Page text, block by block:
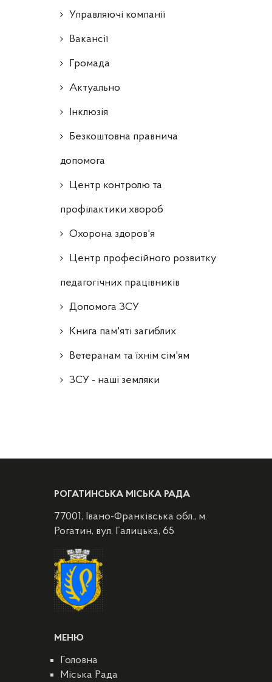
Управляючі компанії
Ваканcії
Громада
Актуально
Інклюзія
Безкоштовна правнича
допомога
Центр контролю та
профілактики хвороб
Охорона здоров'я
Центр професійного розвитку
педагогічних працівників
Допомога ЗСУ
Книга пам'яті загиблих
Ветеранам та їхнім сім'ям
ЗСУ - наші земляки
РОГАТИНСЬКА МІСЬКА РАДА
77001, Івано-Франківська обл., м.
Рогатин, вул. Галицька, 65
МЕНЮ
Головна
Міська Рада